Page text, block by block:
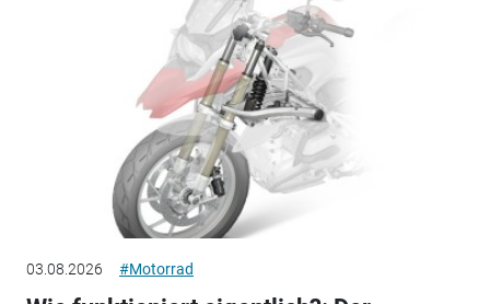
03.08.2026 #Motorrad